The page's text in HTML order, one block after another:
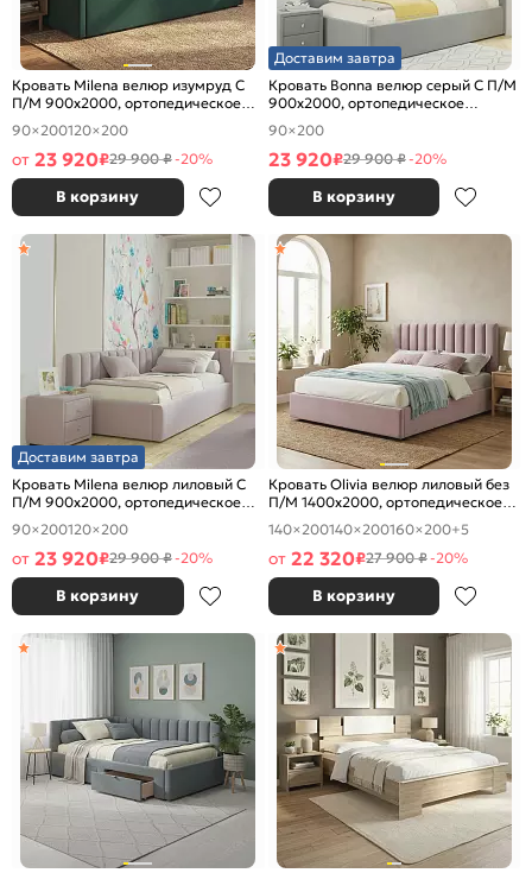
Кровать Milena велюр изумруд С
П/М 900x2000, ортопедическое
основание, изголовье мягкое
90×200120×200
от 23 920₽29 900 ₽-20%
В корзину
Доставим завтра
Кровать Bonna велюр серый С П/М
900x2000, ортопедическое
основание, изголовье мягкое
90×200
23 920₽29 900 ₽-20%
В корзину
Доставим завтра
Кровать Milena велюр лиловый С
П/М 900x2000, ортопедическое
основание, изголовье мягкое
90×200120×200
от 23 920₽29 900 ₽-20%
В корзину
Кровать Olivia велюр лиловый без
П/М 1400x2000, ортопедическое
основание, изголовье мягкое
140×200140×200160×200+5
от 22 320₽27 900 ₽-20%
В корзину